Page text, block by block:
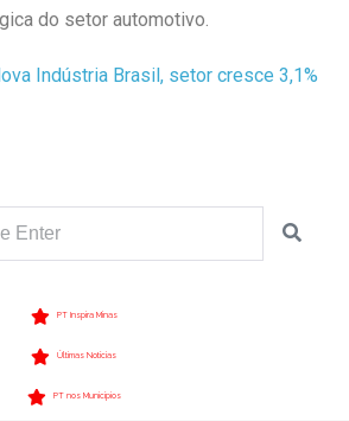
do setor automotivo.
Indústria Brasil, setor cresce 3,1%
PT Inspira Minas
Últimas Notícias
PT nos Municípios